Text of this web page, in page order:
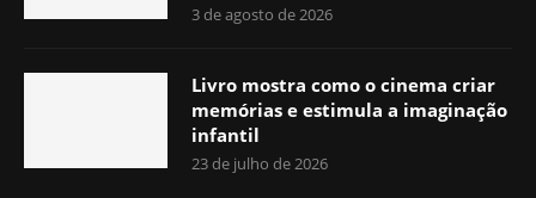
3 de agosto de 2026
Livro mostra como o cinema criar
memórias e estimula a imaginação
infantil
23 de julho de 2026